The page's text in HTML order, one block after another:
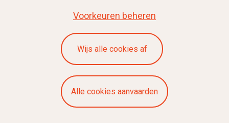
Voorkeuren beheren
Wijs alle cookies af
Alle cookies aanvaarden